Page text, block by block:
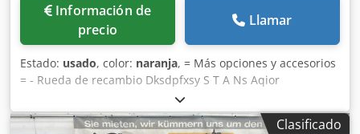
oferta vinculante.
Información de
precio
Llamar
Estado: usado, color: naranja, = Más opciones y accesorios
= - Rueda de recambio Dksdpfxsy S T A Ns Aqior
Clasificado